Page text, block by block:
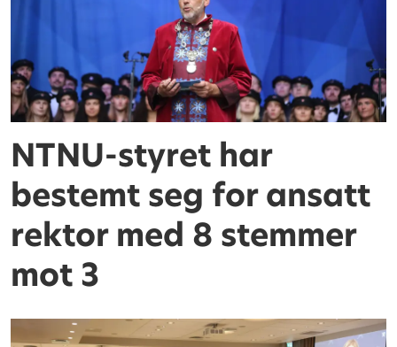
NTNU-styret har
bestemt seg for ansatt
rektor med 8 stemmer
mot 3